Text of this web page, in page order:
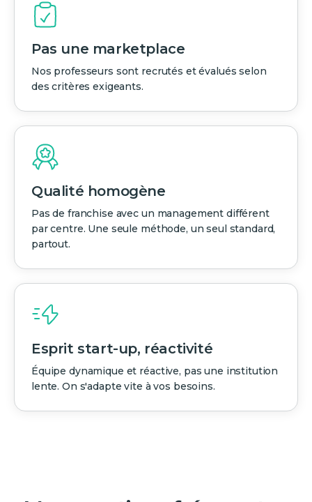
Pas une marketplace
Nos professeurs sont recrutés et évalués selon
des critères exigeants.
Qualité homogène
Pas de franchise avec un management différent
par centre. Une seule méthode, un seul standard,
partout.
Esprit start-up, réactivité
Équipe dynamique et réactive, pas une institution
lente. On s'adapte vite à vos besoins.